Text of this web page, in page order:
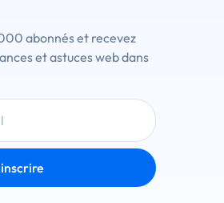
abonnés et recevez
et astuces web dans